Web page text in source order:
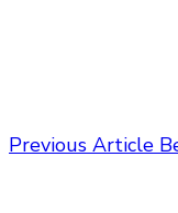
Previous Article